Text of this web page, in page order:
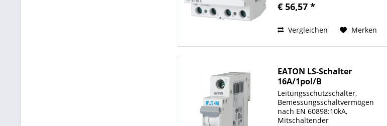
Bemessungsfehlerstrom:0,03A,
Typ:nein,
Kurzschlussfestigkeit:10kA,...
€ 56,57 *
Vergleichen Merken
EATON LS-Schalter
16A/1pol/B
Leitungsschutzschalter,
Bemessungsschaltvermögen
nach EN 60898:10kA,
Mitschaltender